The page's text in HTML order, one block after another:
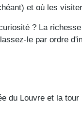
et où les
? La
le par ordre
du Louvre et la tour